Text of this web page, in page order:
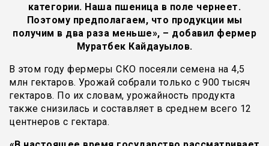
категории. Наша пшеница в поле чернеет.
Поэтому предполагаем, что продукции мы
получим в два раза меньше», – добавил фермер
Муратбек Кайдауылов.
В этом году фермеры СКО посеяли семена на 4,5
млн гектаров. Урожай собрали только с 900 тысяч
гектаров. По их словам, урожайность продукта
также снизилась и составляет в среднем всего 12
центнеров с гектара.